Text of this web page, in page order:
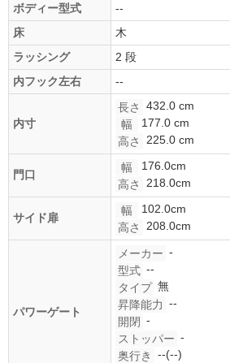
ボディー型式
--
床
木
ラッシング
2 段
内フック左右
--
内寸
長さ
432.0 cm
幅
177.0 cm
高さ
225.0 cm
門口
幅
176.0cm
高さ
218.0cm
サイド扉
幅
102.0cm
高さ
208.0cm
パワーゲート
メーカー -
型式 --
タイプ 無
昇降能力 --
開閉 -
ストッパー -
奥行き
--(--)